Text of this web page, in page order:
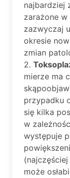
najbardziej
zarażone
zazwyczaj
okresie
zmian
2.
mierze ma
przypadku
się kilka
w
występuje
może